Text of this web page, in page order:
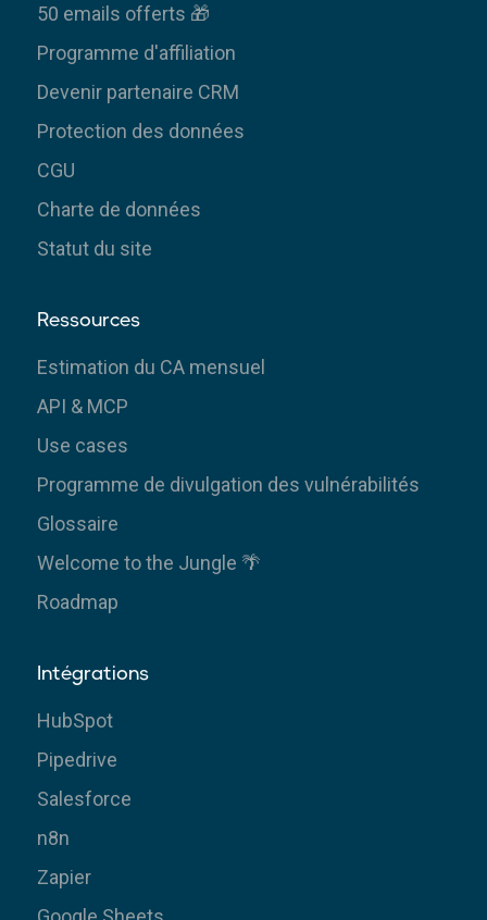
50 emails offerts 🎁
Programme d'affiliation
Devenir partenaire CRM
Protection des données
CGU
Charte de données
Statut du site
Ressources
Estimation du CA mensuel
API & MCP
Use cases
Programme de divulgation des vulnérabilités
Glossaire
Welcome to the Jungle 🌴
Roadmap
Intégrations
HubSpot
Pipedrive
Salesforce
n8n
Zapier